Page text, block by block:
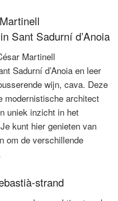
Sant Sadurní d’Anoia
Martinell
Sadurní d’Anoia en leer
wijn, cava. Deze
modernistische architect
uniek inzicht in het
kunt hier genieten van
om de verschillende
strand